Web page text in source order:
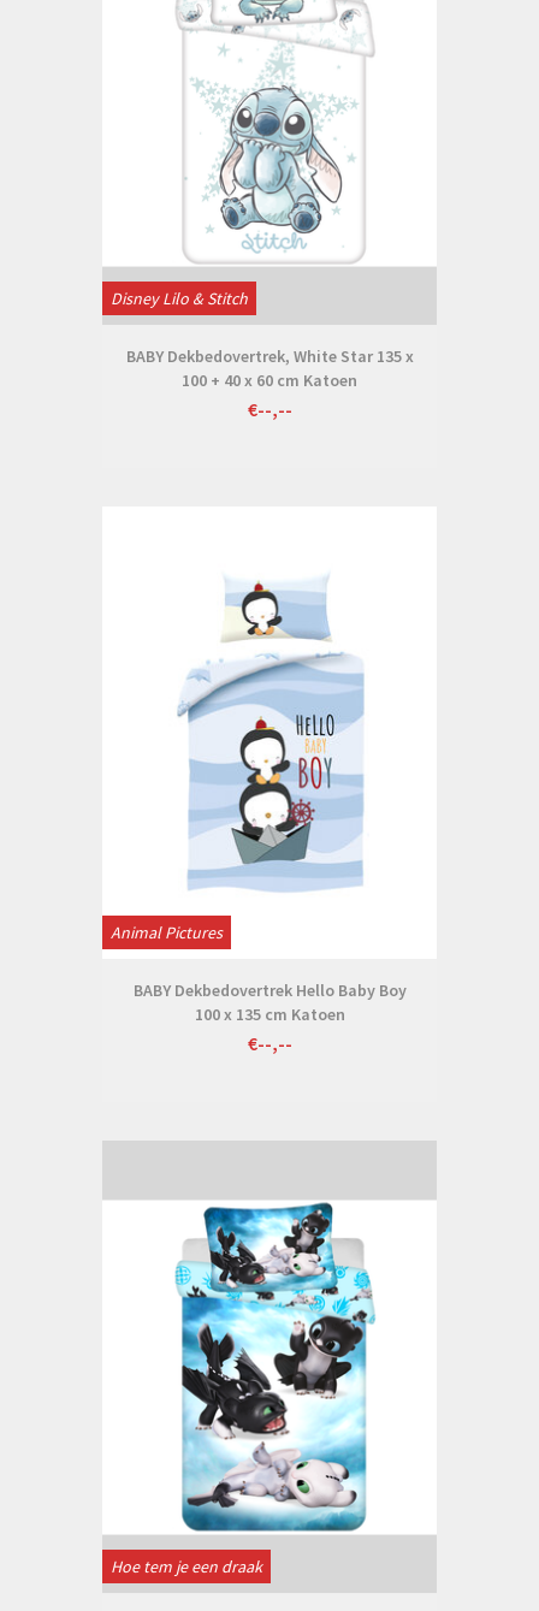
Disney Lilo & Stitch
BABY Dekbedovertrek, White Star 135 x
100 + 40 x 60 cm Katoen
€--,--
Animal Pictures
BABY Dekbedovertrek Hello Baby Boy
100 x 135 cm Katoen
€--,--
Hoe tem je een draak